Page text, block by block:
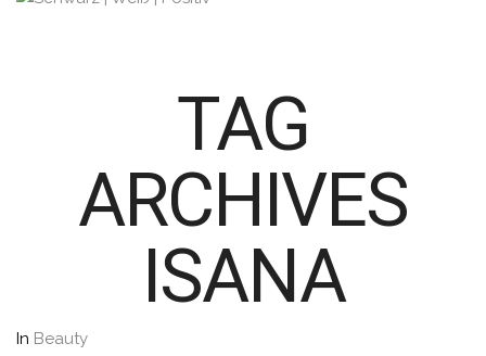
TAG
ARCHIVES
ISANA
In Beauty